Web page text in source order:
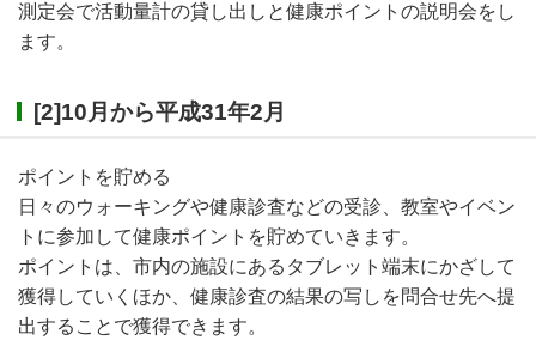
測定会で活動量計の貸し出しと健康ポイントの説明会をし
ます。
[2]10月から平成31年2月
ポイントを貯める
日々のウォーキングや健康診査などの受診、教室やイベン
トに参加して健康ポイントを貯めていきます。
ポイントは、市内の施設にあるタブレット端末にかざして
獲得していくほか、健康診査の結果の写しを問合せ先へ提
出することで獲得できます。